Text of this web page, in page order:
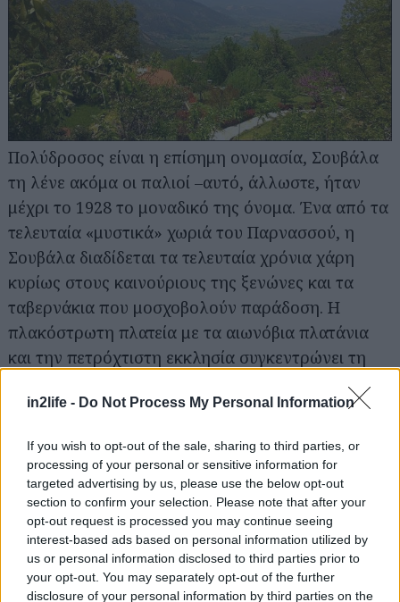
in2life - Do Not Process My Personal Information
If you wish to opt-out of the sale, sharing to third parties, or
processing of your personal or sensitive information for
targeted advertising by us, please use the below opt-out
section to confirm your selection. Please note that after your
opt-out request is processed you may continue seeing
interest-based ads based on personal information utilized by
us or personal information disclosed to third parties prior to
your opt-out. You may separately opt-out of the further
disclosure of your personal information by third parties on the
Πολύδροσος είναι η επίσημη ονομασία, Σουβάλα
τη λένε ακόμα οι παλιοί –αυτό, άλλωστε, ήταν
μέχρι το 1928 το μοναδικό της όνομα. Ένα από τα
τελευταία «μυστικά» χωριά του Παρνασσού, η
Σουβάλα διαδίδεται τα τελευταία χρόνια χάρη
κυρίως στους καινούριους της ξενώνες και τα
ταβερνάκια που μοσχοβολούν παράδοση. Η
πλακόστρωτη πλατεία με τα αιωνόβια πλατάνια
και την πετρόχτιστη εκκλησία συγκεντρώνει τη
μερίδα του λέοντος σε ρουστίκ ταβερνάκια και
café που απλώνουν έξω τα τραπεζάκια τους όταν
Όταν χορτάσετε βόλτες στο χωριό, θα
ανηφορίσετε με το αυτοκίνητο προς την Πάνω
Σουβάλα, για να απολαύσετε την φαντασμαγορική
διαδρομή μέσα στο δάσος και τα παλιά αρχοντικά
της, και στην βυζαντινή Αγία Ελεούσα του 6ου μ.Χ.